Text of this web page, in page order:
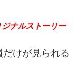
ナルストーリー
だけが見られる